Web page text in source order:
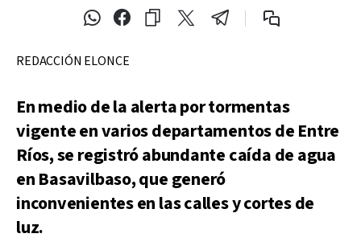
REDACCIÓN ELONCE
En medio de la alerta por tormentas
vigente en varios departamentos de Entre
Ríos, se registró abundante caída de agua
en Basavilbaso, que generó
inconvenientes en las calles y cortes de
luz.